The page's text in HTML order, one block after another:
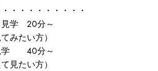
・・・・・・・・・
見学 20分～
たい方）
学 40分～
たい方）